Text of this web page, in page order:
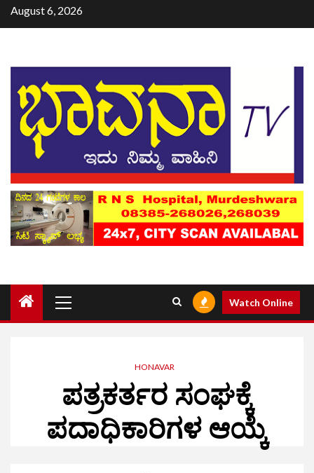
August 6, 2026
Watch Online
HONAVAR
ಪತ್ರಕರ್ತರ ಸಂಘಕ್ಕೆ
ಪದಾಧಿಕಾರಿಗಳ ಆಯ್ಕೆ